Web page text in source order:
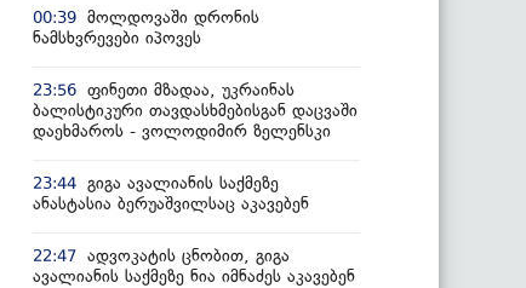
00:39 მოლდოვაში დრონის
ნამსხვრევები იპოვეს
23:56 ფინეთი მზადაა, უკრაინას
ბალისტიკური თავდასხმებისგან დაცვაში
დაეხმაროს - ვოლოდიმირ ზელენსკი
23:44 გიგა ავალიანის საქმეზე
ანასტასია ბერუაშვილსაც აკავებენ
22:47 ადვოკატის ცნობით, გიგა
ავალიანის საქმეზე ნია იმნაძეს აკავებენ